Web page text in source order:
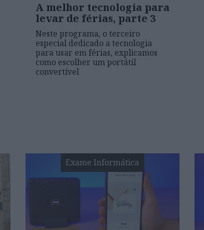
A melhor tecnologia para
levar de férias, parte 3
Neste programa, o terceiro
especial dedicado a tecnologia
para usar em férias, explicamos
como escolher um portátil
convertível
Exame Informática